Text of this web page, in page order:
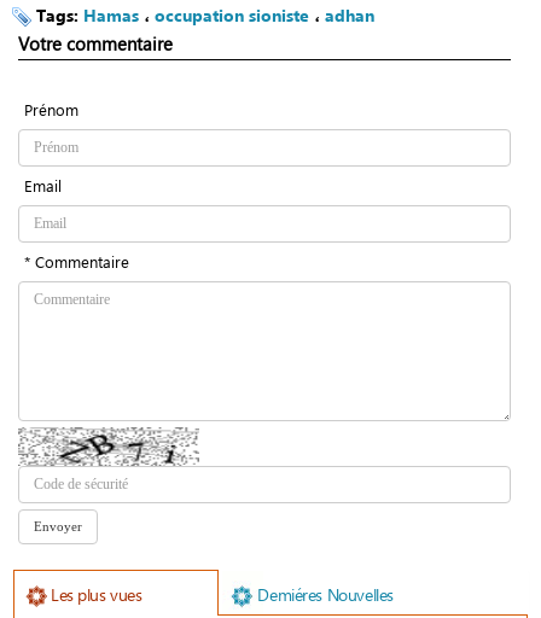
Tags: Hamas ، occupation sioniste ، adhan
Votre commentaire
Prénom
Email
* Commentaire
Les plus vues Demiéres Nouvelles